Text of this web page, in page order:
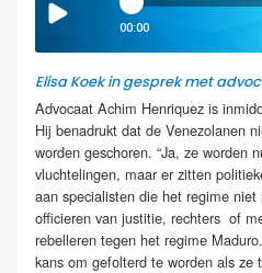
00:00
Elisa Koek in gesprek met
Advocaat Achim Henriquez is
Hij benadrukt dat de Venezolanen
worden geschoren. “Ja, ze worden
vluchtelingen, maar er zitten
aan specialisten die het regime
officieren van justitie, rechters of
rebelleren tegen het regime
kans om gefolterd te worden als ze